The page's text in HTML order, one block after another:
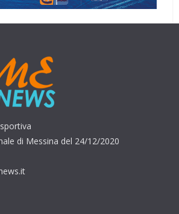
di Messina del 24/12/2020